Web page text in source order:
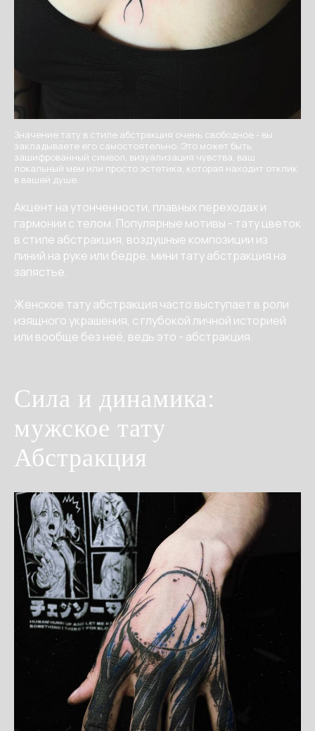
Значение тату в стиле абстракция очень свободное - вы
закладываете его самостоятельно. Это может быть
зашифрованный символ, визуализация чувства, ваш
локальный мем или просто эстетика, которая находит отклик
в вашей душе.
Акцент на утонченности, плавных переходах и
гармонии с телом. Популярные мотивы - тату цветок
в стиле абстракция, воздушные композиции из
линий на руке или бедре, мини тату абстракция на
запястье.
Женское тату абстракция часто выступает в роли
изящного украшения, с глубокой личной историей
или вообще без неё, ведь это - абстракция.
Сила и динамика:
мужское тату
Абстракция